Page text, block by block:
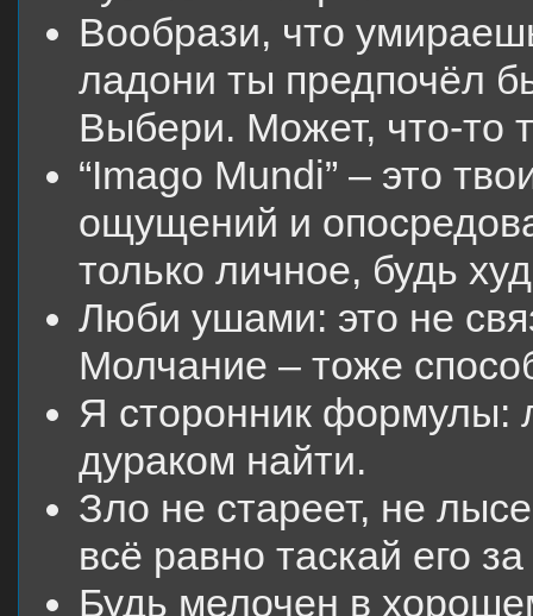
Вообрази, что
ладони ты предпочёл
Выбери. Может, что-то
“Imago Mundi” – это
ощущений и
только личное, будь
Люби ушами: это не
Молчание – тоже
Я сторонник формулы:
дураком найти.
Зло не стареет, не
всё равно таскай его
Будь мелочен в